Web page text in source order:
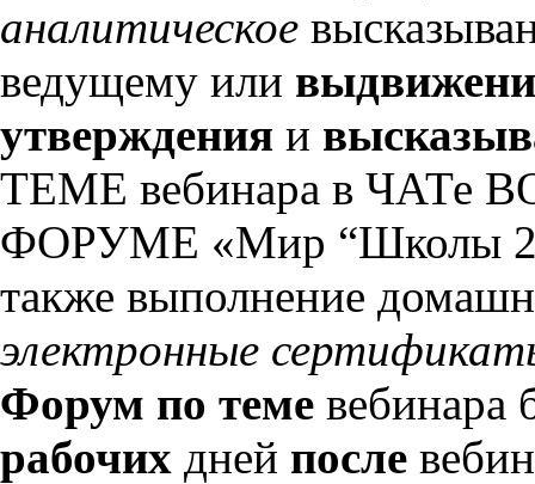
аналитическое
ведущему или
утверждения и
ТЕМЕ вебинара в ЧАТе
ФОРУМЕ «Мир “Школы
также выполнение
электронные
Форум по теме вебинара
рабочих дней после